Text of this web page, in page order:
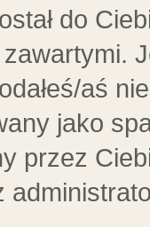
do
aś
jako
przez